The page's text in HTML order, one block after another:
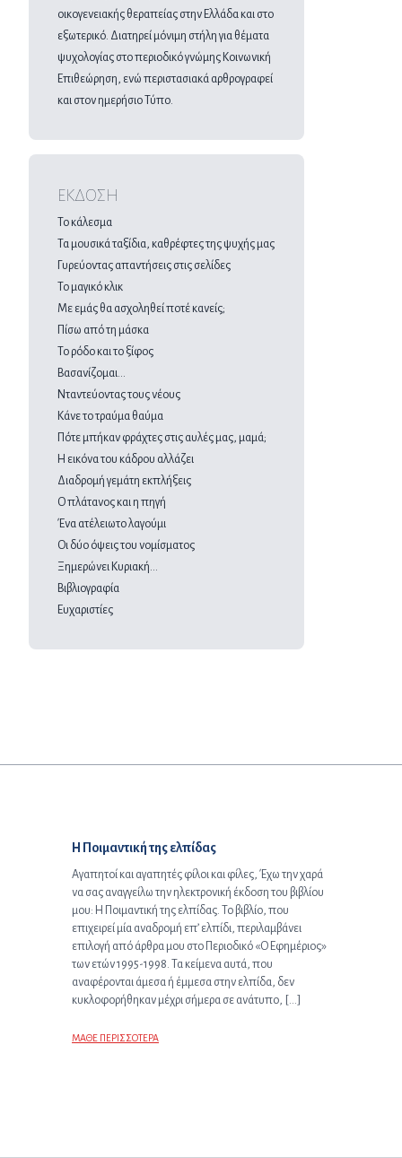
οικογενειακής θεραπείας στην Ελλάδα και στο
εξωτερικό. Διατηρεί μόνιμη στήλη για θέματα
ψυχολογίας στο περιοδικό γνώμης Κοινωνική
Επιθεώρηση, ενώ περιστασιακά αρθρογραφεί
και στον ημερήσιο Τύπο.
ΕΚΔΟΣΗ
Το κάλεσμα
Τα μουσικά ταξίδια, καθρέφτες της ψυχής μας
Γυρεύοντας απαντήσεις στις σελίδες
Το μαγικό κλικ
Με εμάς θα ασχοληθεί ποτέ κανείς;
Πίσω από τη μάσκα
Το ρόδο και το ξίφος
Βασανίζομαι…
Νταντεύοντας τους νέους
Κάνε το τραύμα θαύμα
Πότε μπήκαν φράχτες στις αυλές μας, μαμά;
Η εικόνα του κάδρου αλλάζει
Διαδρομή γεμάτη εκπλήξεις
Ο πλάτανος και η πηγή
Ένα ατέλειωτο λαγούμι
Οι δύο όψεις του νομίσματος
Ξημερώνει Κυριακή…
Βιβλιογραφία
Ευχαριστίες
Προηγούμενο άρθρο:
Η Ποιμαντική της ελπίδας
Αγαπητοί και αγαπητές φίλοι και φίλες, Έχω την χαρά
να σας αναγγείλω την ηλεκτρονική έκδοση του βιβλίου
μου: Η Ποιμαντική της ελπίδας. Το βιβλίο, που
επιχειρεί μία αναδρομή επ’ ελπίδι, περιλαμβάνει
επιλογή από άρθρα μου στο Περιοδικό «Ο Εφημέριος»
των ετών 1995-1998. Τα κείμενα αυτά, που
αναφέρονται άμεσα ή έμμεσα στην ελπίδα, δεν
κυκλοφορήθηκαν μέχρι σήμερα σε ανάτυπο, […]
ΜΑΘΕ ΠΕΡΙΣΣΟΤΕΡΑ